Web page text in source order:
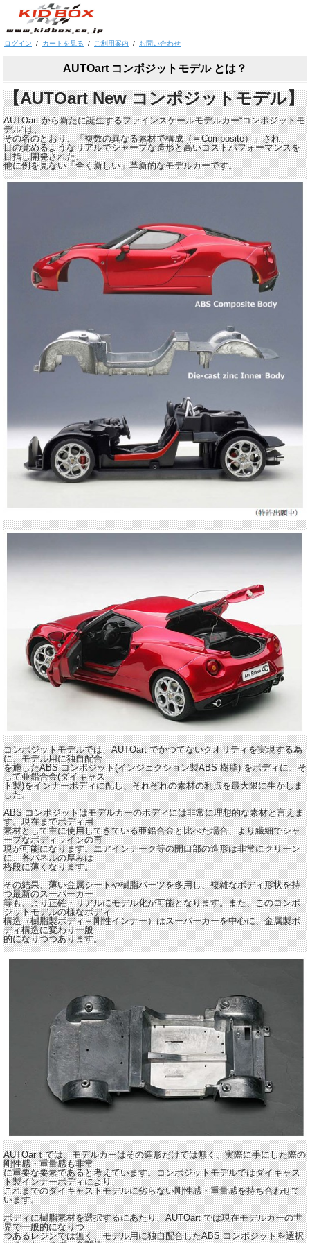
ログイン / カートを見る / ご利用案内 / お問い合わせ
AUTOart コンポジットモデル とは？
【AUTOart New コンポジットモデル】
AUTOart から新たに誕生するファインスケールモデルカー“コンポジットモ
デル”は、
その名のとおり、「複数の異なる素材で構成（＝Composite）」され、
目の覚めるようなリアルでシャープな造形と高いコストパフォーマンスを
目指し開発された、
他に例を見ない「全く新しい」革新的なモデルカーです。
コンポジットモデルでは、AUTOart でかつてないクオリティを実現する為
に、モデル用に独自配合
を施したABS コンポジット(インジェクション製ABS 樹脂) をボディに、そ
して亜鉛合金(ダイキャス
ト製)をインナーボディに配し、それぞれの素材の利点を最大限に生かしま
した。
ABS コンポジットはモデルカーのボディには非常に理想的な素材と言えま
す。現在までボディ用
素材として主に使用してきている亜鉛合金と比べた場合、より繊細でシャ
ープなボディラインの再
現が可能になります。エアインテーク等の開口部の造形は非常にクリーン
に、各パネルの厚みは
格段に薄くなります。
その結果、薄い金属シートや樹脂パーツを多用し、複雑なボディ形状を持
つ最新のスーパーカー
等も、より正確・リアルにモデル化が可能となります。また、このコンポ
ジットモデルの様なボディ
構造（樹脂製ボディ＋剛性インナー）はスーパーカーを中心に、金属製ボ
ディ構造に変わり一般
的になりつつあります。
AUTOarｔでは、モデルカーはその造形だけでは無く、実際に手にした際の
剛性感・重量感も非常
に重要な要素であると考えています。コンポジットモデルではダイキャス
ト製インナーボディにより、
これまでのダイキャストモデルに劣らない剛性感・重量感を持ち合わせて
います。
ボディに樹脂素材を選択するにあたり、AUTOart では現在モデルカーの世
界で一般的になりつ
つあるレジンでは無く、モデル用に独自配合したABS コンポジットを選択